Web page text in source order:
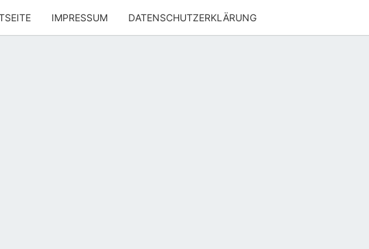
IMPRESSUM DATENSCHUTZERKLÄRUNG